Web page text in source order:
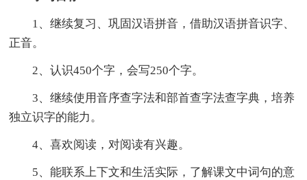
1、继续复习、巩固汉语拼音，借助汉语拼音识字、
正音。
2、认识450个字，会写250个字。
3、继续使用音序查字法和部首查字法查字典，培养
独立识字的能力。
4、喜欢阅读，对阅读有兴趣。
5、能联系上下文和生活实际，了解课文中词句的意